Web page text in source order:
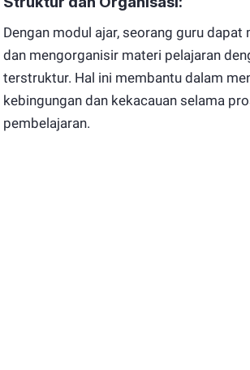
Dengan modul ajar, seorang guru dapat
dan mengorganisir materi pelajaran
terstruktur. Hal ini membantu dalam
kebingungan dan kekacauan selama
pembelajaran.